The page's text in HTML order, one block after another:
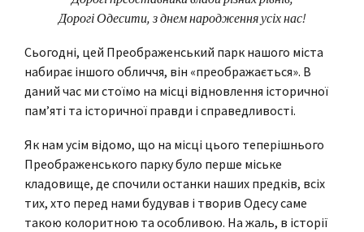
Дорогі Одесити, з днем народження усіх нас!
Сьогодні, цей Преображенський парк нашого міста
набирає іншого обличчя, він «преображається». В
даний час ми стоїмо на місці відновлення історичної
пам’яті та історичної правди і справедливості.
Як нам усім відомо, що на місці цього теперішнього
Преображенського парку було перше міське
кладовище, де спочили останки наших предків, всіх
тих, хто перед нами будував і творив Одесу саме
такою колоритною та особливою. На жаль, в історії